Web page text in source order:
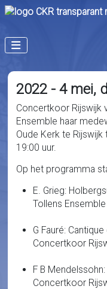
2022 - 4 mei,
Concertkoor Rijswijk
Ensemble haar
Oude Kerk te Rijswijk
19:00 uur.
Op het programma
E. Grieg:
Tollens Ensemble
G Fauré:
Concertkoor
F B
Concertkoor